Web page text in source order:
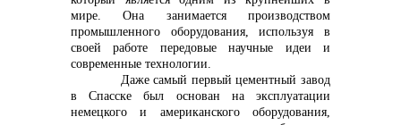
info@vostokcement.ru
мире. Она занимается производством
промышленного оборудования, используя в
своей работе передовые научные идеи и
современные технологии.
Даже самый первый цементный завод
в Спасске был основан на эксплуатации
немецкого и американского оборудования,